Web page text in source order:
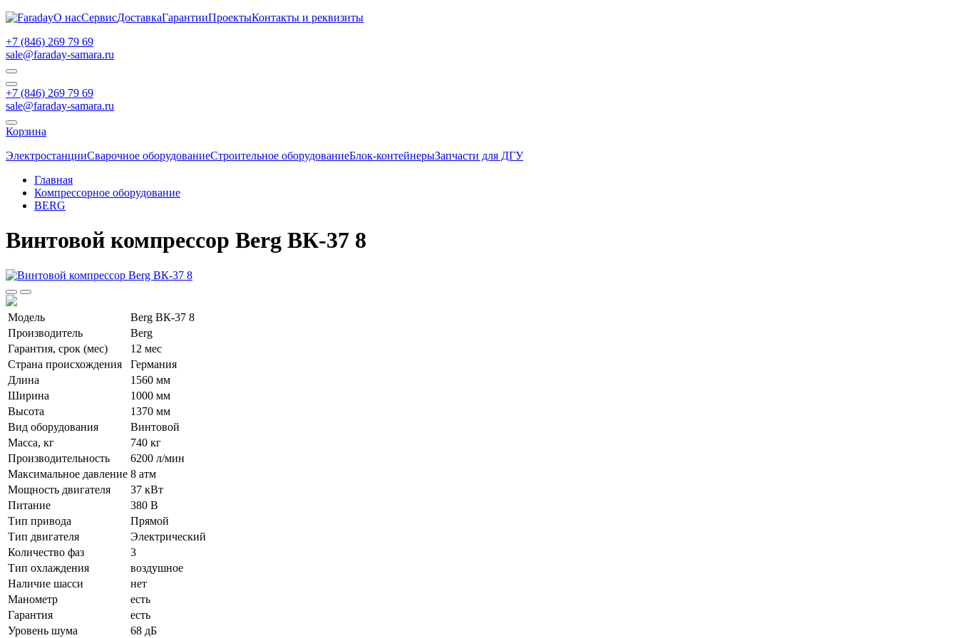
О насСервисДоставкаГарантииПроектыКонтакты и реквизиты
+7 (846) 269 79 69
sale@faraday-samara.ru
+7 (846) 269 79 69
sale@faraday-samara.ru
Корзина
ЭлектростанцииСварочное оборудованиеСтроительное оборудованиеБлок-контейнерыЗапчасти для ДГУ
Главная
Компрессорное оборудование
BERG
Винтовой компрессор Berg ВК-37 8
Модель
Berg ВК-37 8
Производитель
Berg
Гарантия, срок (мес)
12 мес
Страна происхождения
Германия
Длина
1560 мм
Ширина
1000 мм
Высота
1370 мм
Вид оборудования
Винтовой
Масса, кг
740 кг
Производительность
6200 л/мин
Максимальное давление 8 атм
Мощность двигателя
37 кВт
Питание
380 В
Тип привода
Прямой
Тип двигателя
Электрический
Количество фаз
3
Тип охлаждения
воздушное
Наличие шасси
нет
Манометр
есть
Гарантия
есть
Уровень шума
68 дБ